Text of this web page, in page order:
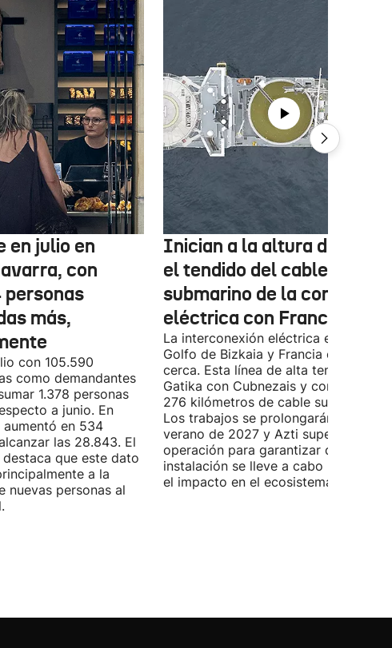
en julio en
con
personas
más,
con 105.590
como demandantes
1.378 personas
a junio. En
en 534
las 28.843. El
que este dato
a la
nuevas personas al
Inician a la altura de
el tendido del cable
submarino de la conexión
eléctrica con Francia
La interconexión eléctrica entre el
Golfo de Bizkaia y Francia está más
cerca. Esta línea de alta tensión unirá
Gatika con Cubnezais y contará con
276 kilómetros de cable submarino.
Los trabajos se prolongarán hasta
verano de 2027 y Azti supervisará la
operación para garantizar que la
instalación se lleve a cabo
el impacto en el ecosistema marino.